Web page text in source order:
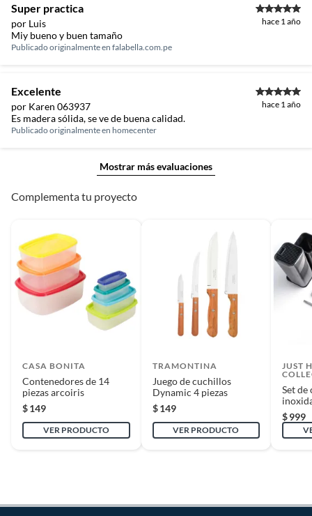
Super practica
por Luis hace 1 año
Miy bueno y buen tamaño
Publicado originalmente en falabella.com.pe
Excelente
por Karen 063937 hace 1 año
Es madera sólida, se ve de buena calidad.
Publicado originalmente en homecenter
Mostrar más evaluaciones
Complementa tu proyecto
CASA BONITA
Contenedores de 14
piezas arcoiris
$149
VER PRODUCTO
TRAMONTINA
Juego de cuchillos
Dynamic 4 piezas
$ 149
VER PRODUCTO
JUST
Set
$999